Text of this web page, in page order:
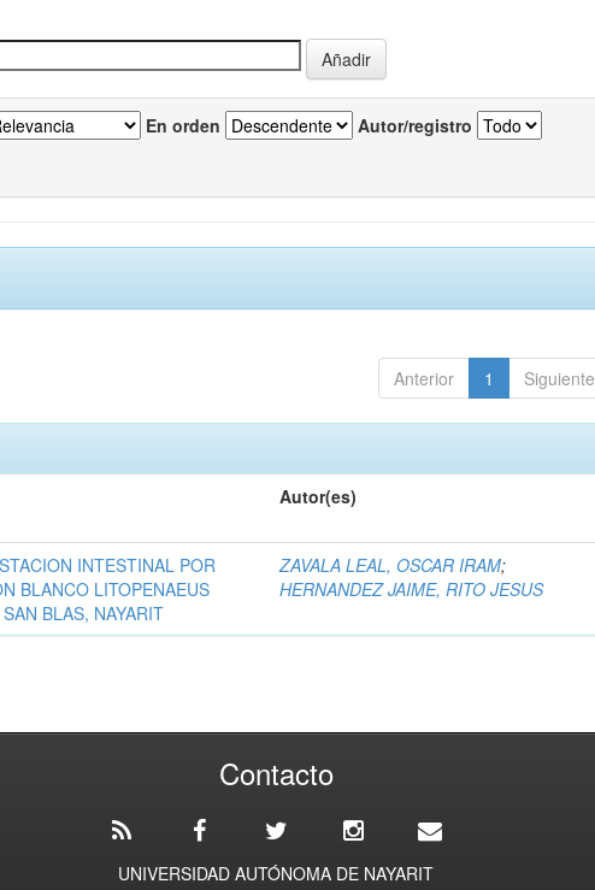
En orden Autor/registro
Anterior 1 Siguiente
Autor(es)
INTESTINAL POR
BLANCO LITOPENAEUS
BLAS, NAYARIT
ZAVALA LEAL, OSCAR IRAM;
HERNANDEZ JAIME, RITO JESUS
Contacto
UNIVERSIDAD AUTÓNOMA DE NAYARIT